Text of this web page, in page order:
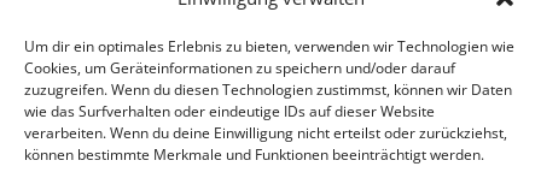
Um dir ein optimales Erlebnis zu bieten, verwenden wir Technologien wie
Cookies, um Geräteinformationen zu speichern und/oder darauf
zuzugreifen. Wenn du diesen Technologien zustimmst, können wir Daten
wie das Surfverhalten oder eindeutige IDs auf dieser Website
verarbeiten. Wenn du deine Einwilligung nicht erteilst oder zurückziehst,
können bestimmte Merkmale und Funktionen beeinträchtigt werden.